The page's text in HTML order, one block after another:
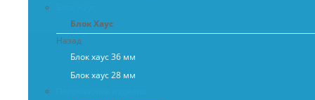
Блок Хаус
Назад
Блок хаус 36 мм
Блок хаус 28 мм